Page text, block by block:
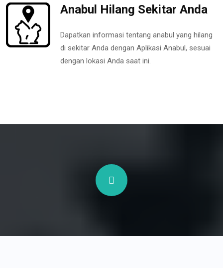
Anabul Hilang Sekitar Anda
Dapatkan informasi tentang anabul yang hilang
di sekitar Anda dengan Aplikasi Anabul, sesuai
dengan lokasi Anda saat ini.